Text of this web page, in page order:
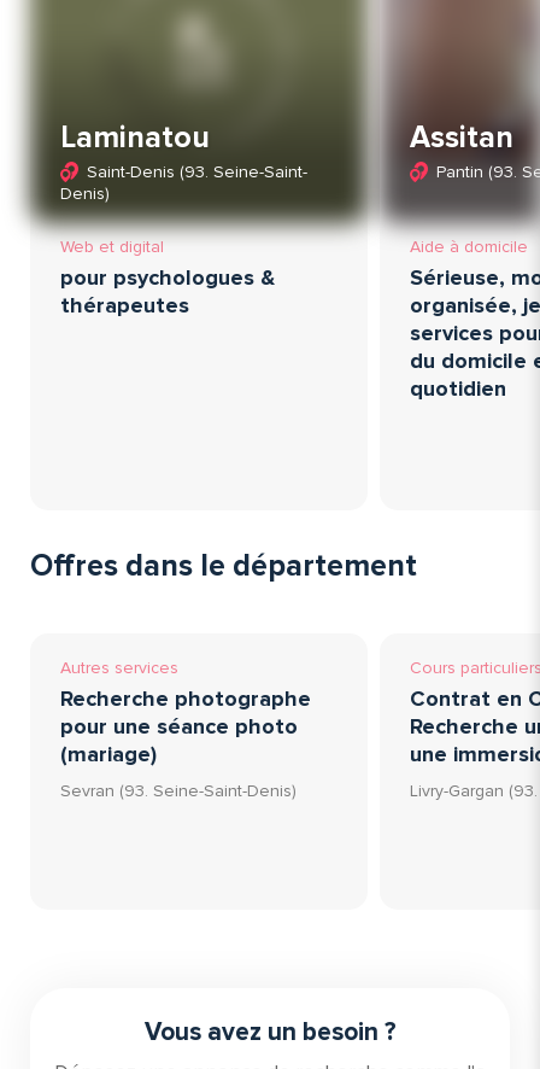
Laminatou
Saint-Denis (93. Seine-Saint-
Denis)
Web et digital
pour psychologues &
thérapeutes
Assitan
Pantin (93.
Aide à domicile
Sérieuse,
organisée,
services
du domicile
quotidien
Offres dans le département
Autres services
Recherche photographe
pour une séance photo
(mariage)
Sevran (93. Seine-Saint-Denis)
Cours
Contrat en
Recherche
une
Livry-Gargan
Vous avez un besoin ?